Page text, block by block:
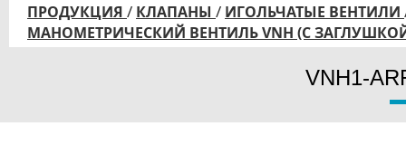
ПРОДУКЦИЯ / КЛАПАНЫ / ИГОЛЬЧАТЫЕ ВЕНТИЛИ
МАНОМЕТРИЧЕСКИЙ ВЕНТИЛЬ VNH (С
VNH1-